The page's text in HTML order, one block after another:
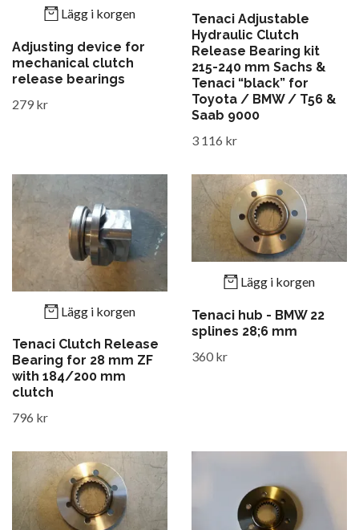
Lägg i korgen
Adjusting device for
mechanical clutch
release bearings
279 kr
Tenaci Adjustable
Hydraulic Clutch
Release Bearing kit
215-240 mm Sachs &
Tenaci “black” for
Toyota / BMW / T56 &
Saab 9000
3 116 kr
Lägg i korgen
Tenaci Clutch Release
Bearing for 28 mm ZF
with 184/200 mm
clutch
796 kr
Lägg i korgen
Tenaci hub - BMW 22
splines 28;6 mm
360 kr